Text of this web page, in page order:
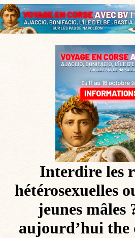
Interdire les
hétérosexuelles
jeunes mâles
aujourd’hui